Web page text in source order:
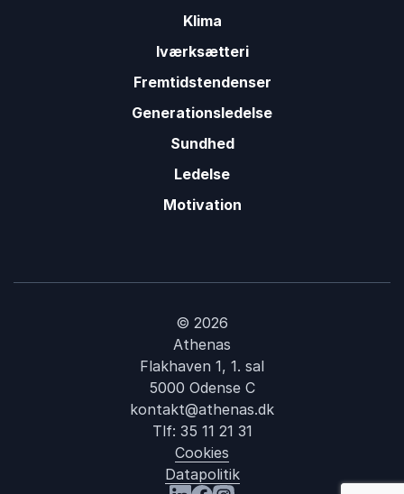
Klima
Iværksætteri
Fremtidstendenser
Generationsledelse
Sundhed
Ledelse
Motivation
© 2026
Athenas
Flakhaven 1, 1. sal
5000 Odense C
kontakt@athenas.dk
Tlf: 35 11 21 31
Cookies
Datapolitik